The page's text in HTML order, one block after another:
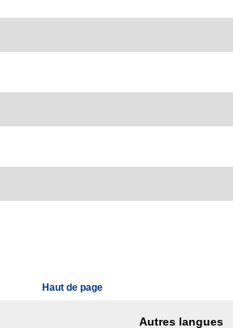
Haut de page
Autres langues